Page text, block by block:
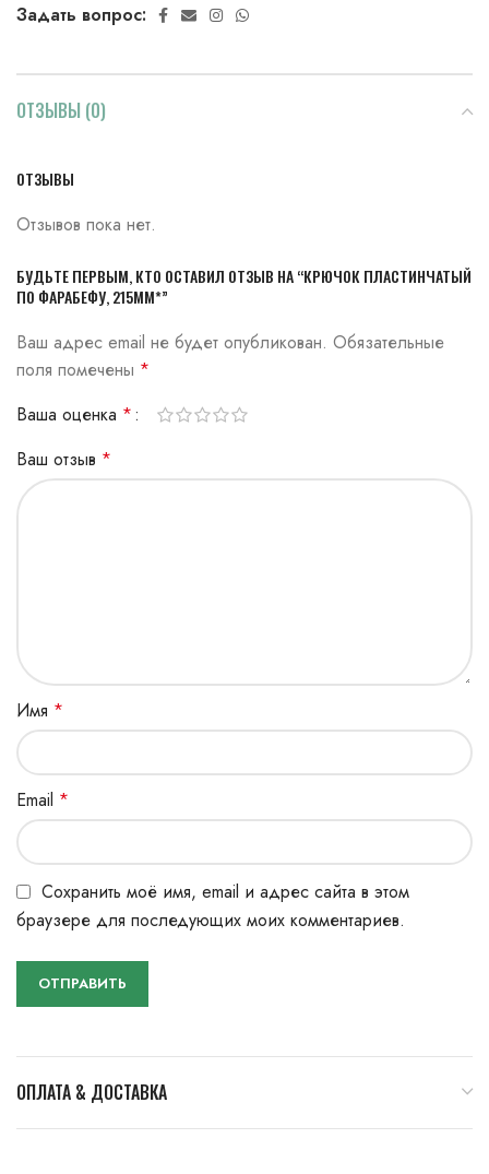
Задать вопрос:
ОТЗЫВЫ (0)
ОТЗЫВЫ
Отзывов пока нет.
БУДЬТЕ ПЕРВЫМ, КТО ОСТАВИЛ ОТЗЫВ НА “КРЮЧОК ПЛАСТИНЧАТЫЙ
ПО ФАРАБЕФУ, 215ММ*”
Ваш адрес email не будет опубликован. Обязательные
поля помечены *
Ваша оценка *
Ваш отзыв *
Имя *
Email *
Сохранить моё имя, email и адрес сайта в этом
браузере для последующих моих комментариев.
ОПЛАТА & ДОСТАВКА